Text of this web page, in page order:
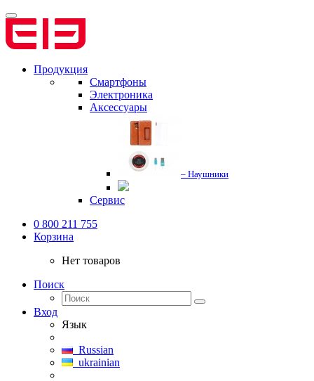
Продукция
Смартфоны
Электроника
Аксессуары
– Наушники
Сервис
0 800 211 755
Корзина
Нет товаров
Поиск
Вход
Язык
Russian
ukrainian